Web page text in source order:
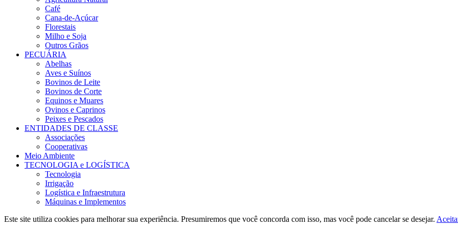
Café
Cana-de-Açúcar
Florestais
Milho e Soja
Outros Grãos
PECUÁRIA
Abelhas
Aves e Suínos
Bovinos de Leite
Bovinos de Corte
Equinos e Muares
Ovinos e Caprinos
Peixes e Pescados
ENTIDADES DE CLASSE
Associações
Cooperativas
Meio Ambiente
TECNOLOGIA e LOGÍSTICA
Tecnologia
Irrigação
Logística e Infraestrutura
Máquinas e Implementos
Este site utiliza cookies para melhorar sua experiência. Presumiremos que você concorda com isso, mas você pode cancelar se desejar.